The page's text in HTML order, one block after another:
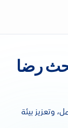
رضا
وتعزيز بيئة